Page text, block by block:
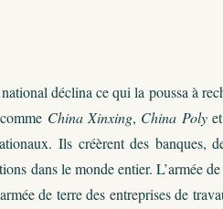
déclina ce qui la poussa à
China Xinxing, China Polyet
Ils créèrent des banques,
dans le monde entier. L’armée
de terre des entreprises de